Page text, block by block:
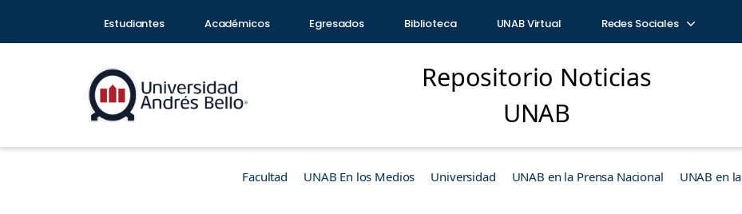
Estudiantes Académicos Egresados Biblioteca UNAB Virtual Redes Sociales
Repositorio Noticias
UNAB
Facultad UNAB En los Medios Universidad UNAB en la Prensa Nacional UNAB en